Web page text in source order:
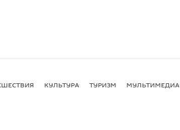
КУЛЬТУРА ТУРИЗМ МУЛЬТИМЕДИА